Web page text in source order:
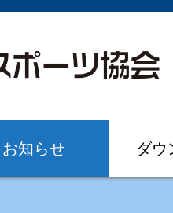
お知らせ ダウ